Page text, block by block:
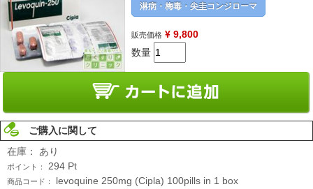
淋病・梅毒・尖圭コンジローマ
販売価格 ¥ 9,800
数量
ご購入に関して
在庫： あり
ポイント： 294 Pt
商品コード：
levoquine 250mg (Cipla) 100pills in 1 box